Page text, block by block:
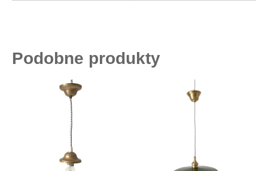
Podobne produkty